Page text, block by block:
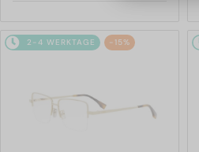
2-4 WERKTAGE -15%